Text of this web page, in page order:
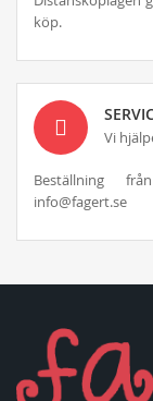
köp.
Vi
Beställning
info@fagert.se